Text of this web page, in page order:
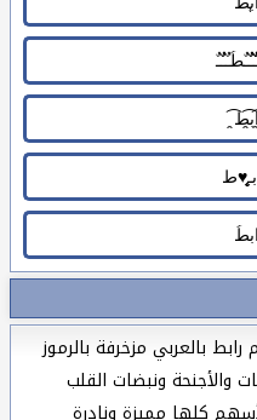
بالعربي مزخرفة بالرموز
والأجنحة ونبضات القلب
كلها مميزة ونادرة